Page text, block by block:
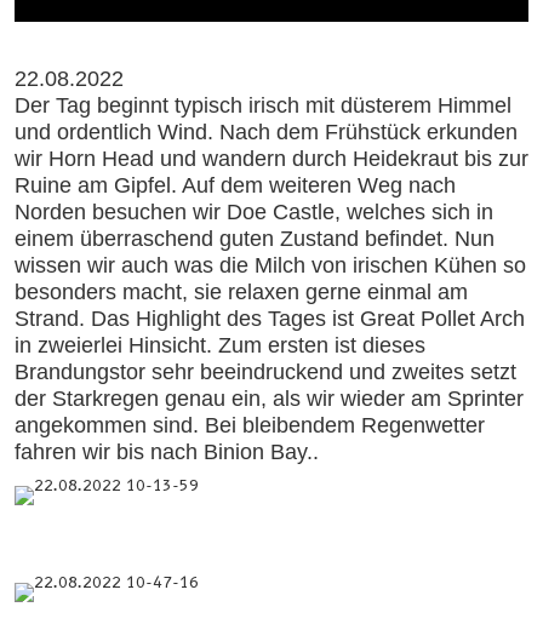
22.08.2022
Der Tag beginnt typisch irisch mit düsterem Himmel
und ordentlich Wind. Nach dem Frühstück erkunden
wir Horn Head und wandern durch Heidekraut bis zur
Ruine am Gipfel. Auf dem weiteren Weg nach
Norden besuchen wir Doe Castle, welches sich in
einem überraschend guten Zustand befindet. Nun
wissen wir auch was die Milch von irischen Kühen so
besonders macht, sie relaxen gerne einmal am
Strand. Das Highlight des Tages ist Great Pollet Arch
in zweierlei Hinsicht. Zum ersten ist dieses
Brandungstor sehr beeindruckend und zweites setzt
der Starkregen genau ein, als wir wieder am Sprinter
angekommen sind. Bei bleibendem Regenwetter
fahren wir bis nach Binion Bay..